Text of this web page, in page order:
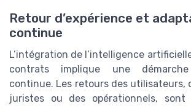
Retour d’expérience et
continue
L’intégration de l’intelligence
contrats implique une démarche
continue. Les retours des utilisateurs,
juristes ou des opérationnels, sont